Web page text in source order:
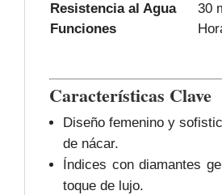
Resistencia al Agua
30
Funciones
Características Clave
Diseño femenino y
de nácar.
Índices con diamantes
toque de lujo.